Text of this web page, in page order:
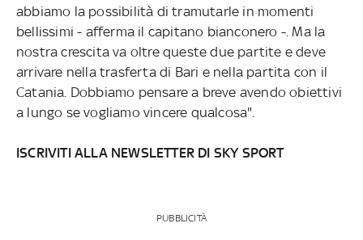
abbiamo la possibilità di tramutarle in momenti
bellissimi - afferma il capitano bianconero -. Ma la
nostra crescita va oltre queste due partite e deve
arrivare nella trasferta di Bari e nella partita con il
Catania. Dobbiamo pensare a breve avendo obiettivi
a lungo se vogliamo vincere qualcosa".
ISCRIVITI ALLA NEWSLETTER DI SKY SPORT
PUBBLICITÀ